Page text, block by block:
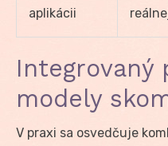
aplikácii
Integrovaný
modely
V praxi sa osvedčuje